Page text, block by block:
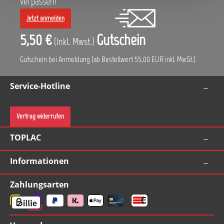
Jetzt anmelden
5,50 € (Inkl. Mwst.) Gutschein
Gutschein bei Anmeldung (ab Bestellwert 55,00 EUR inkl. MwSt.)
Service-Hotline
Vertrag widerrufen
TOPLAC
Informationen
Zahlungsarten